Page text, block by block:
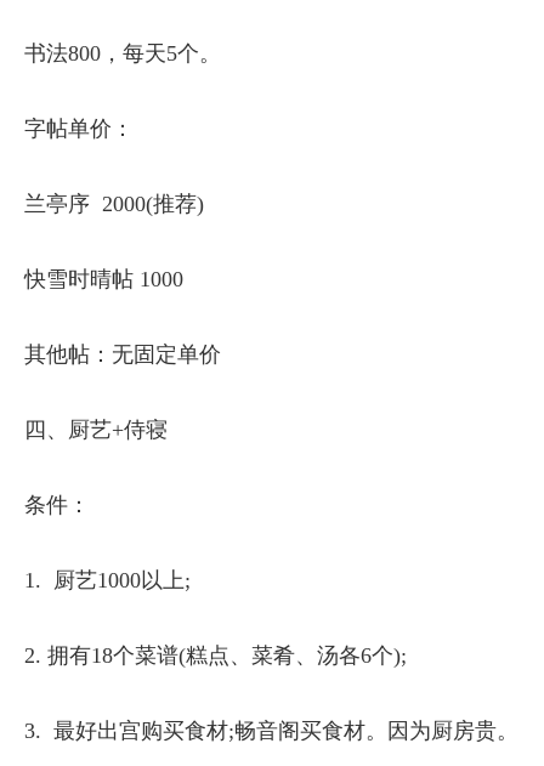
书法800，每天5个。
字帖单价：
兰亭序 2000(推荐)
快雪时晴帖 1000
其他帖：无固定单价
四、厨艺+侍寝
条件：
1. 厨艺1000以上;
2. 拥有18个菜谱(糕点、菜肴、汤各6个);
3. 最好出宫购买食材;畅音阁买食材。因为厨房贵。